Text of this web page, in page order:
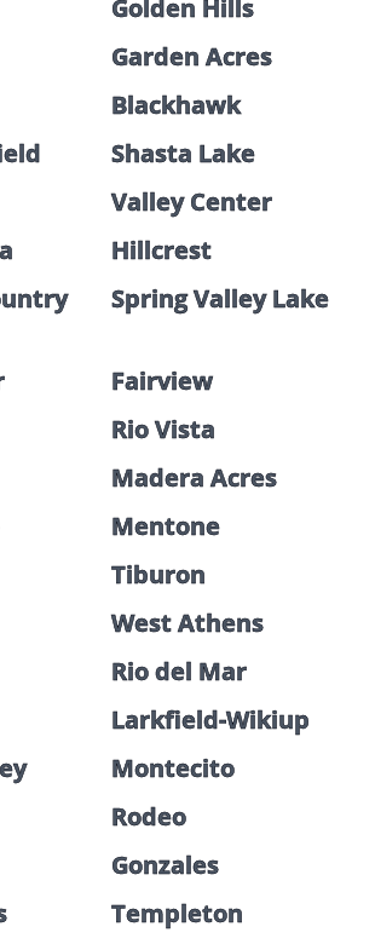
Golden Hills
Garden Acres
Blackhawk
Shasta Lake
Valley Center
Hillcrest
Spring Valley Lake
Fairview
Rio Vista
Madera Acres
Mentone
Tiburon
West Athens
Rio del Mar
Larkfield-Wikiup
Montecito
Rodeo
Gonzales
Templeton